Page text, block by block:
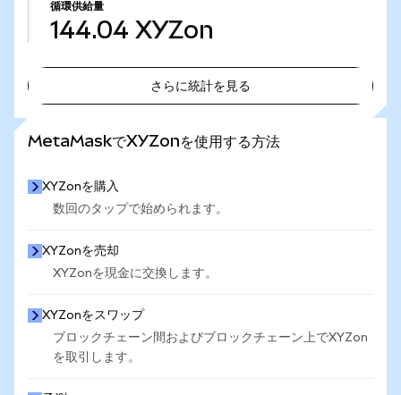
循環供給量
144.04 XYZon
さらに統計を見る
MetaMaskでXYZonを使用する方法
XYZonを購入
数回のタップで始められます。
XYZonを売却
XYZonを現金に交換します。
XYZonをスワップ
ブロックチェーン間およびブロックチェーン上でXYZon
を取引します。